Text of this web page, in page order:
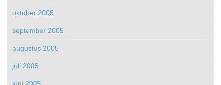
oktober 2005
september 2005
augustus 2005
juli 2005